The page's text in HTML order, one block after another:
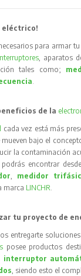
eléctrico!
para armar
, aparatos
tales como;
.
de la
cada vez está más
bajo el
la contaminación
podrás encontrar
, medidor
marca LINCHR.
tu proyecto de
entregarte
posee productos
interruptor
, siendo esto el